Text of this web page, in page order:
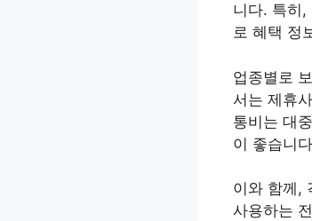
니다. 특히,
로 혜택 정
업종별로
서는 제휴
통비는 대
이 좋습니
이와 함께,
사용하는